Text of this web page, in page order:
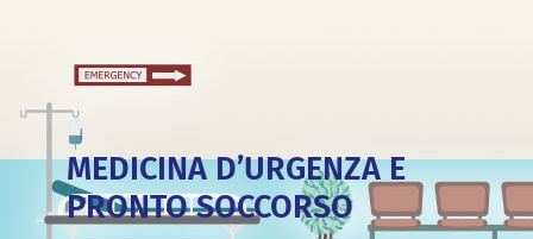
MEDICINA D’URGENZA E
PRONTO SOCCORSO